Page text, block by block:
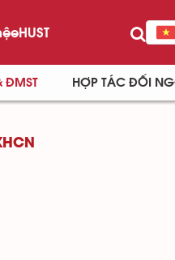
eHUST
ĐMST HỢP TÁC ĐỐI